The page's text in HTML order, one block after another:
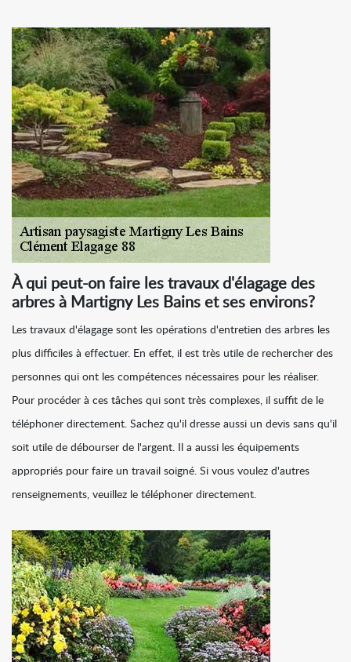
À qui peut-on faire les travaux d'élagage des
arbres à Martigny Les Bains et ses environs?
Les travaux d'élagage sont les opérations d'entretien des arbres les
plus difficiles à effectuer. En effet, il est très utile de rechercher des
personnes qui ont les compétences nécessaires pour les réaliser.
Pour procéder à ces tâches qui sont très complexes, il suffit de le
téléphoner directement. Sachez qu'il dresse aussi un devis sans qu'il
soit utile de débourser de l'argent. Il a aussi les équipements
appropriés pour faire un travail soigné. Si vous voulez d'autres
renseignements, veuillez le téléphoner directement.